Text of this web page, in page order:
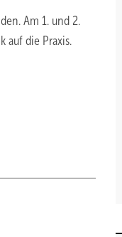
Am 1. und 2.
auf die Praxis.